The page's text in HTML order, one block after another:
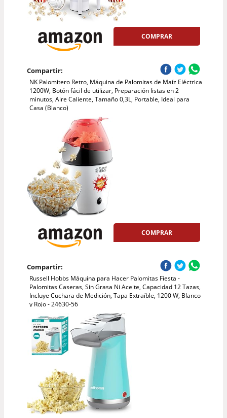
COMPRAR
Compartir:
NK Palomitero Retro, Máquina de Palomitas de Maíz Eléctrica
1200W, Botón fácil de utilizar, Preparación listas en 2
minutos, Aire Caliente, Tamaño 0,3L, Portable, Ideal para
Casa (Blanco)
COMPRAR
Compartir:
Russell Hobbs Máquina para Hacer Palomitas Fiesta -
Palomitas Caseras, Sin Grasa Ni Aceite, Capacidad 12 Tazas,
Incluye Cuchara de Medición, Tapa Extraíble, 1200 W, Blanco
y Rojo - 24630-56